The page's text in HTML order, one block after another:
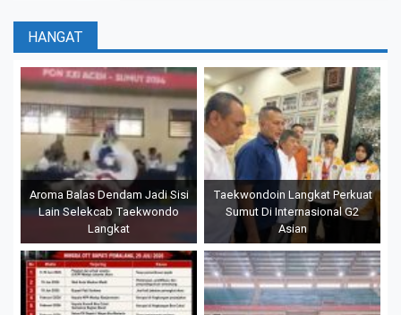
HANGAT
Aroma Balas Dendam Jadi Sisi
Lain Selekcab Taekwondo
Langkat
Taekwondoin Langkat Perkuat
Sumut Di Internasional G2
Asian